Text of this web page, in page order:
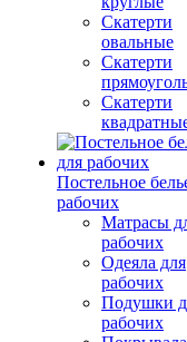
Скатерти
овальные
Скатерти
Скатерти
Постельное
рабочих
Матрасы
рабочих
Одеяла для
рабочих
Подушки
рабочих